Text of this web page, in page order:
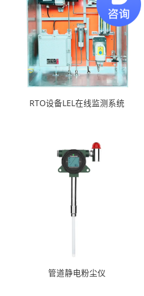
RTO设备LEL在线监测系统
管道静电粉尘仪